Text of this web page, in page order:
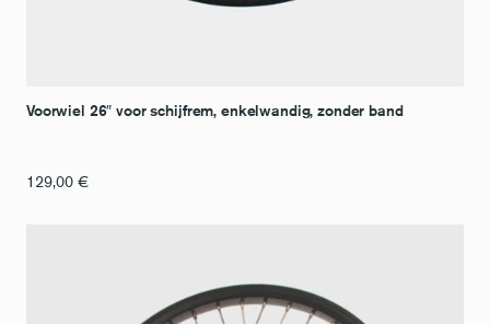
Voorwiel 26″ voor schijfrem, enkelwandig, zonder band
129,00 €